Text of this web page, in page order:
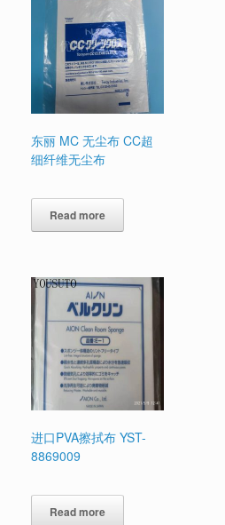
东丽 MC 无尘布 CC超
细纤维无尘布
Read more
进口PVA擦拭布 YST-
8869009
Read more